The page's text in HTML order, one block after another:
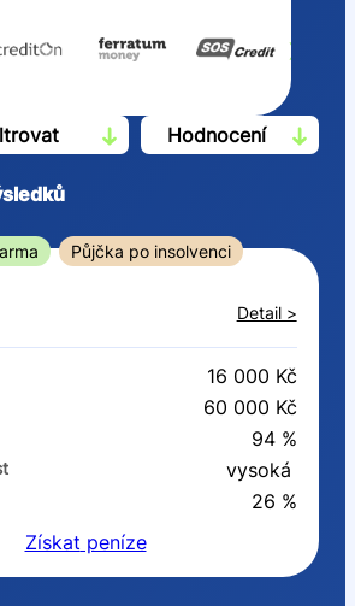
›
Hodnocení
Půjčka po insolvenci
Detail >
16 000 Kč
60 000 Kč
94 %
vysoká
26 %
Získat peníze